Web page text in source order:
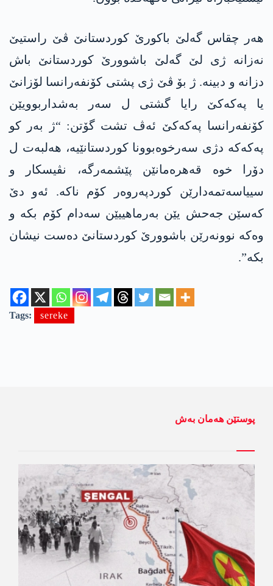
ھەر چقاس گەلێ باکورێ کوردستانێ ڤێ راستیێ
نەزانە ژی لێ گەلێ باشوورێ کوردستانێ باش
دزانە و دبینە. ژ بۆ ڤێ ژی پشتی کۆنفەرانسا لۆزانێ
یا پەکەکێ رایا گشتی ل سەر بەشداربوویێن
کۆنفەرانسا پەکەکێ ئەڤ تشت گۆتن: “ژ بەر کو
پەکەکە دژی سەرخوەبوونا کوردستانێیە، ھەلبەت ل
دۆرا خوە قەھرەمانێن پێشمەرگە، نڤیسکار و
سییاسەتمەدارێن کوردپەروەر کۆم ناکە. ئەو دێ
کەسێن جەحش یێن بەرماھییێن سەدام کۆم بکە و
وەکە نوونەرێن باشوورێ کوردستانێ دەست نیشان
بکە”.
Tags: sereke
پوستێن ھەمان بەش